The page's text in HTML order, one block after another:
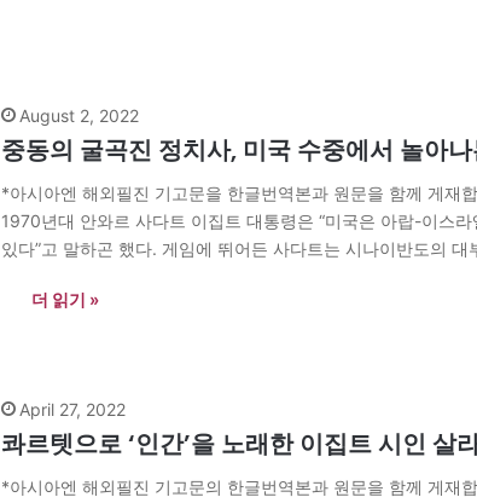
August 2, 2022
중동의 굴곡진 정치사, 미국 수중에서 놀아
*아시아엔 해외필진 기고문을 한글번역본과 원문을 함께 게재
1970년대 안와르 사다트 이집트 대통령은 “미국은 아랍-이스
있다”고 말하곤 했다. 게임에 뛰어든 사다트는 시나이반도의
더 읽기 »
April 27, 2022
콰르텟으로 ‘인간’을 노래한 이집트 시인 살
*아시아엔 해외필진 기고문의 한글번역본과 원문을 함께 게재